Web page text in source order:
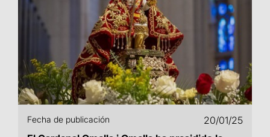
Fecha de publicación
20/01/25